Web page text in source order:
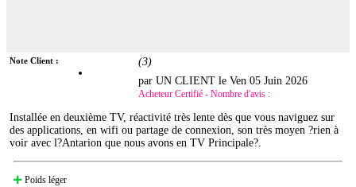
Note Client : (3)
par UN CLIENT leVen 05 Juin 2026
Acheteur Certifié - Nombre d'avis :
Installée en deuxième TV, réactivité très lente dès que vous naviguez sur
des applications, en wifi ou partage de connexion, son très moyen ?rien à
voir avec l?Antarion que nous avons en TV Principale?.
Poids léger